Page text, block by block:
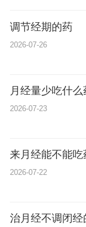
调节经期的药
2026-07-26
月经量少吃什么
2026-07-23
来月经能不能吃
2026-07-22
治月经不调闭